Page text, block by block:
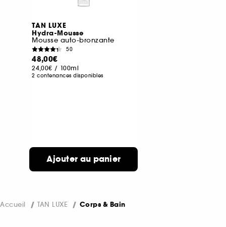
TAN LUXE
Hydra-Mousse
Mousse auto-bronzante
50
48,00€
24,00€ / 100ml
2 contenances disponibles
Ajouter au panier
Accueil TAN LUXE Corps & Bain